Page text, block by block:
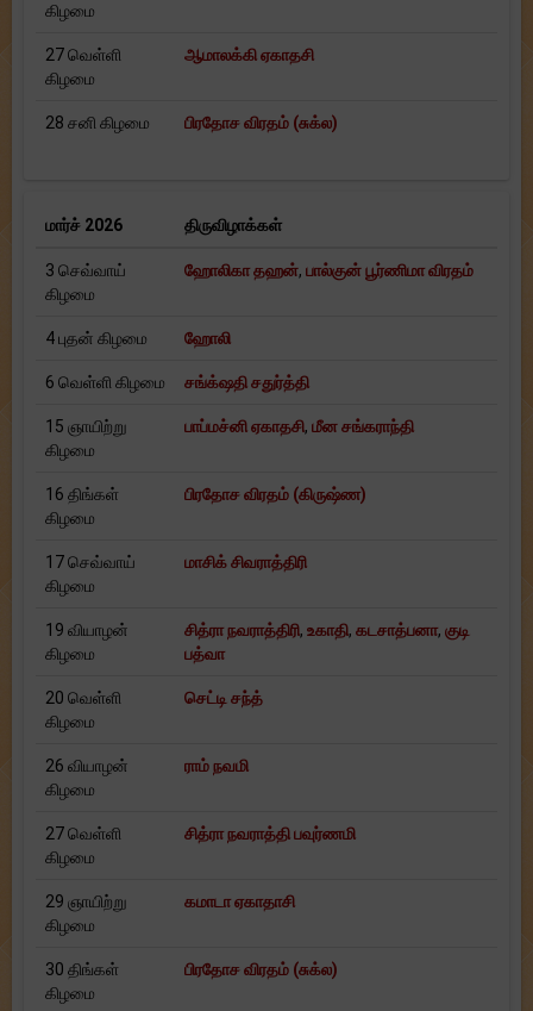
கிழமை
27 வெள்ளி
கிழமை
ஆமாலக்கி ஏகாதசி
28 சனி கிழமை பிரதோச விரதம் (சுக்ல)
மார்ச் 2026 திருவிழாக்கள்
3 செவ்வாய்
கிழமை
ஹோலிகா தஹன், பால்குன் பூர்ணிமா விரதம்
4 புதன் கிழமை ஹோலி
6 வெள்ளி கிழமை சங்க்‌ஷதி சதுர்த்தி
15 ஞாயிற்று
கிழமை
பாப்மச்னி ஏகாதசி, மீன சங்கராந்தி
16 திங்கள்
கிழமை
பிரதோச விரதம் (கிருஷ்ண)
17 செவ்வாய்
கிழமை
மாசிக் சிவராத்திரி
19 வியாழன்
கிழமை
சித்ரா நவராத்திரி, உகாதி, கடசாத்பனா, குடி
பத்வா
20 வெள்ளி
கிழமை
செட்டி சந்த்
26 வியாழன்
கிழமை
ராம் நவமி
27 வெள்ளி
கிழமை
சித்ரா நவராத்தி பவுர்ணமி
29 ஞாயிற்று
கிழமை
கமாடா ஏகாதாசி
30 திங்கள்
கிழமை
பிரதோச விரதம் (சுக்ல)